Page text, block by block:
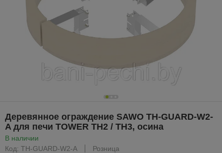
Деревянное ограждение SAWO TH-GUARD-W2-
A для печи TOWER TH2 / TH3, осина
В наличии
Код: TH-GUARD-W2-A
Розница